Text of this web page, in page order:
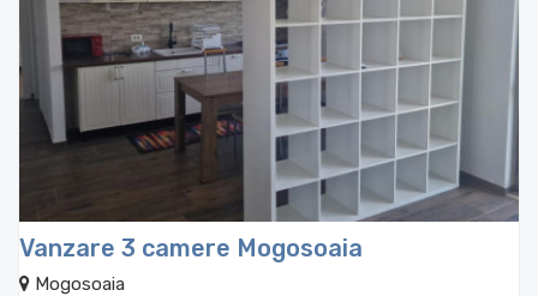
Vanzare 3 camere Mogosoaia
Mogosoaia